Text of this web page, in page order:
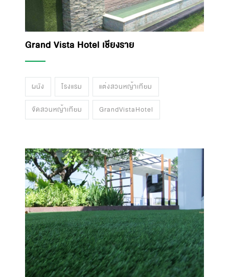
Grand Vista Hotel เชียงราย
ผนัง โรงแรม แต่งสวนหญ้าเทียม
จัดสวนหญ้าเทียม GrandVistaHotel